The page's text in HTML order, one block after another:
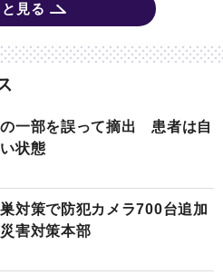
見る
一部を誤って摘出 患者は自
状態
対策で防犯カメラ700台追加
害対策本部